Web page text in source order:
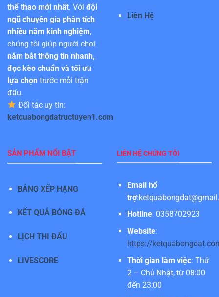
thể thao mới nhất. Với đội
ngũ chuyên gia phân tích
nhiều năm kinh nghiệm,
chúng tôi giúp người chơi
nắm bắt thông tin nhanh,
đọc kèo chuẩn và tối ưu
lựa chọn trước mỗi trận
đấu.
Đối tác uy tin:
ketquabongdatructuyen1.com
Liên Hệ
SẢN PHẨM NỔI BẬT
BẢNG XẾP HẠNG
KẾT QUẢ BÓNG ĐÁ
LỊCH THI ĐẤU
LIVESCORE
LIÊN HỆ CHÚNG TÔI
Email hổ
trợ:
Hotline: 0358702923
Website:
https://
Thời gian làm việc: Thứ
2 – Chủ Nhật, từ 08:00
đến 23:00